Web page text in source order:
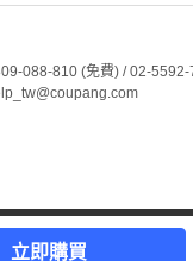
立即購買
088-810 (免費) / 02-
所